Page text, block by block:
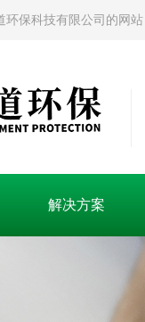
保科技有限公司的网站
解决方案